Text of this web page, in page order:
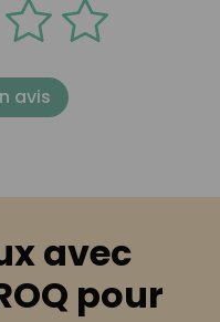
avis
avec
pour